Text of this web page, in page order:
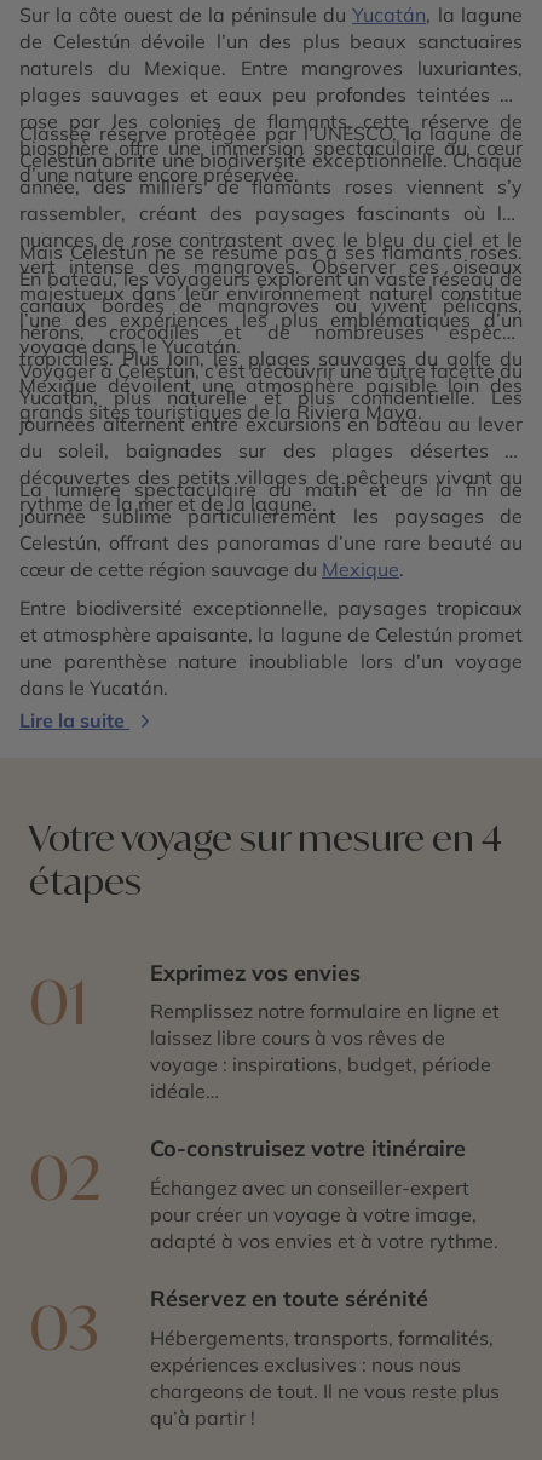
Sur la côte ouest de la péninsule du Yucatán, la lagune
de Celestún dévoile l’un des plus beaux sanctuaires
naturels du Mexique. Entre mangroves luxuriantes,
plages sauvages et eaux peu profondes teintées de
rose par les colonies de flamants, cette réserve de
biosphère offre une immersion spectaculaire au cœur
d’une nature encore préservée.
Classée réserve protégée par l’UNESCO, la lagune de
Celestún abrite une biodiversité exceptionnelle. Chaque
année, des milliers de flamants roses viennent s’y
rassembler, créant des paysages fascinants où les
nuances de rose contrastent avec le bleu du ciel et le
vert intense des mangroves. Observer ces oiseaux
majestueux dans leur environnement naturel constitue
l’une des expériences les plus emblématiques d’un
voyage dans le Yucatán.
Mais Celestún ne se résume pas à ses flamants roses.
En bateau, les voyageurs explorent un vaste réseau de
canaux bordés de mangroves où vivent pélicans,
hérons, crocodiles et de nombreuses espèces
tropicales. Plus loin, les plages sauvages du golfe du
Mexique dévoilent une atmosphère paisible loin des
grands sites touristiques de la Riviera Maya.
Voyager à Celestún, c’est découvrir une autre facette du
Yucatán, plus naturelle et plus confidentielle. Les
journées alternent entre excursions en bateau au lever
du soleil, baignades sur des plages désertes et
découvertes des petits villages de pêcheurs vivant au
rythme de la mer et de la lagune.
La lumière spectaculaire du matin et de la fin de
journée sublime particulièrement les paysages de
Celestún, offrant des panoramas d’une rare beauté au
cœur de cette région sauvage du Mexique.
Entre biodiversité exceptionnelle, paysages tropicaux
et atmosphère apaisante, la lagune de Celestún promet
une parenthèse nature inoubliable lors d’un voyage
dans le Yucatán.
Lire la suite
Votre voyage sur mesure en 4
étapes
01 Exprimez vos envies
Remplissez notre formulaire en ligne et
laissez libre cours à vos rêves de
voyage : inspirations, budget, période
idéale…
02 Co-construisez votre itinéraire
Échangez avec un conseiller-expert
pour créer un voyage à votre image,
adapté à vos envies et à votre rythme.
03 Réservez en toute sérénité
Hébergements, transports, formalités,
expériences exclusives : nous nous
chargeons de tout. Il ne vous reste plus
qu’à partir !